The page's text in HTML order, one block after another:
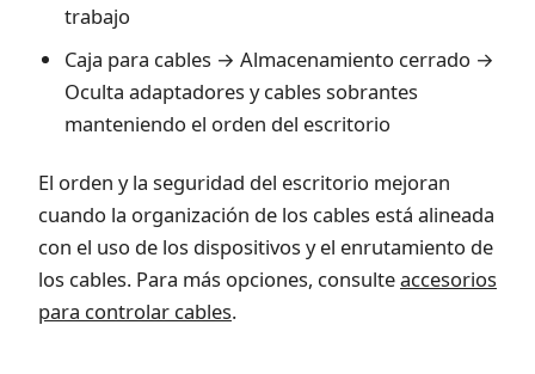
trabajo
Caja para cables → Almacenamiento cerrado →
Oculta adaptadores y cables sobrantes
manteniendo el orden del escritorio
El orden y la seguridad del escritorio mejoran
cuando la organización de los cables está alineada
con el uso de los dispositivos y el enrutamiento de
los cables. Para más opciones, consulteaccesorios
para controlar cables.